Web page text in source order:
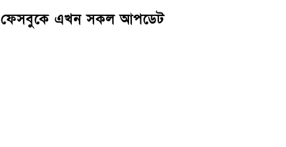
ফেসবুকে এখন সকল আপডেট